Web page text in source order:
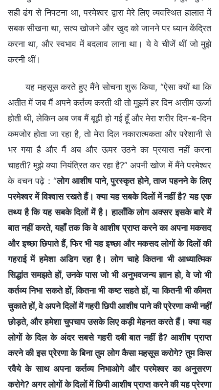
सही ढंग से निपटना था, परमेश्वर द्वारा मेरे लिए व्यवस्थित हालात में
सबक सीखना था, सत्य खोजने और खुद को जानने पर ध्यान केंद्रित
करना था, और स्वभाव में बदलाव लाना था। ये वे चीजें थीं जो मुझे
करनी थीं।
यह महसूस करते हुए मैंने सोचना शुरू किया, “ऐसा क्यों था कि
अतीत में जब मैं अपने कर्तव्य करती थी तो मुझमें हर दिन असीम ऊर्जा
होती थी, लेकिन अब जब मैं बूढ़ी हो गई हूँ और मेरा शरीर दिन-ब-दिन
कमजोर होता जा रहा है, तो मेरा दिल नकारात्मकता और परेशानी से
भर गया है और मैं अब और ऊपर उठने का प्रयास नहीं करना
चाहती? मुझे क्या नियंत्रित कर रहा है?” अपनी खोज में मैंने परमेश्वर
के वचन पढ़े : “लोग आशीष पाने, पुरस्कृत होने, ताज पहनने के लिए
परमेश्वर में विश्वास रखते हैं। क्या यह सबके दिलों में नहीं है? यह एक
तथ्य है कि यह सबके दिलों में है। हालाँकि लोग अक्सर इसके बारे में
बात नहीं करते, यहाँ तक कि वे आशीष प्राप्त करने का अपना मकसद
और इच्छा छिपाते हैं, फिर भी यह इच्छा और मकसद लोगों के दिलों की
गहराई में हमेशा अडिग रहा है। लोग चाहे कितना भी आध्यात्मिक
सिद्धांत समझते हों, उनके पास जो भी अनुभवजन्य ज्ञान हो, वे जो भी
कर्तव्य निभा सकते हों, कितना भी कष्ट सहते हों, या कितनी भी कीमत
चुकाते हों, वे अपने दिलों में गहरी छिपी आशीष पाने की प्रेरणा कभी नहीं
छोड़ते, और हमेशा चुपचाप उसके लिए कड़ी मेहनत करते हैं। क्या यह
लोगों के दिल के अंदर सबसे गहरी दबी बात नहीं है? आशीष प्राप्त
करने की इस प्रेरणा के बिना तुम लोग कैसा महसूस करोगे? तुम किस
रवैये के साथ अपना कर्तव्य निभाओगे और परमेश्वर का अनुसरण
करोगे? अगर लोगों के दिलों में छिपी आशीष प्राप्त करने की यह प्रेरणा